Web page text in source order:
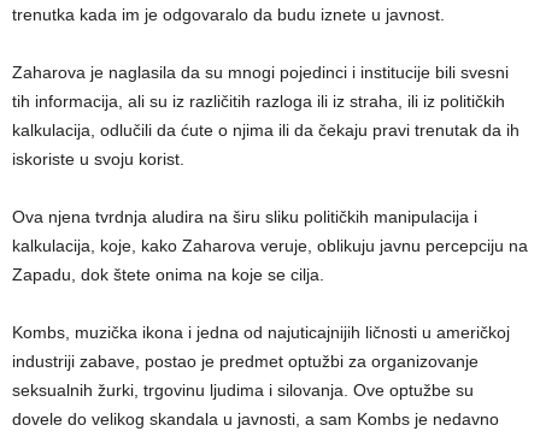
trenutka kada im je odgovaralo da budu iznete u javnost.
Zaharova je naglasila da su mnogi pojedinci i institucije bili svesni
tih informacija, ali su iz različitih razloga ili iz straha, ili iz političkih
kalkulacija, odlučili da ćute o njima ili da čekaju pravi trenutak da ih
iskoriste u svoju korist.
Ova njena tvrdnja aludira na širu sliku političkih manipulacija i
kalkulacija, koje, kako Zaharova veruje, oblikuju javnu percepciju na
Zapadu, dok štete onima na koje se cilja.
Kombs, muzička ikona i jedna od najuticajnijih ličnosti u američkoj
industriji zabave, postao je predmet optužbi za organizovanje
seksualnih žurki, trgovinu ljudima i silovanja. Ove optužbe su
dovele do velikog skandala u javnosti, a sam Kombs je nedavno